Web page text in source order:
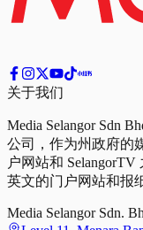
关于我们
Media Selangor Sdn
公司，作为州政府的
户网站和
英文的门户网站和报
Media Selangor Sdn.